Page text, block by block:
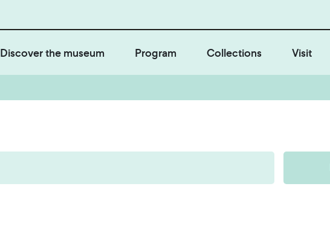
Discover the museum Program Collections Visit